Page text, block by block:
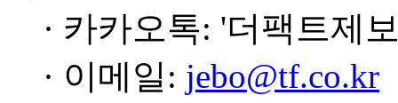
· 카카오톡: '더팩트제
· 이메일: jebo@tf.co.kr